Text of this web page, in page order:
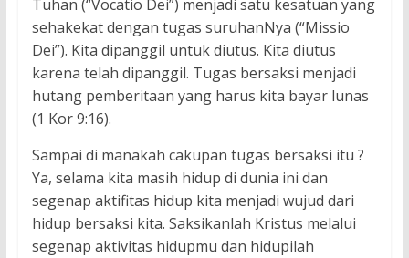
Tuhan (“Vocatio Dei”) menjadi satu kesatuan yang
sehakekat dengan tugas suruhanNya (“Missio
Dei”). Kita dipanggil untuk diutus. Kita diutus
karena telah dipanggil. Tugas bersaksi menjadi
hutang pemberitaan yang harus kita bayar lunas
(1 Kor 9:16).
Sampai di manakah cakupan tugas bersaksi itu ?
Ya, selama kita masih hidup di dunia ini dan
segenap aktifitas hidup kita menjadi wujud dari
hidup bersaksi kita. Saksikanlah Kristus melalui
segenap aktivitas hidupmu dan hidupilah